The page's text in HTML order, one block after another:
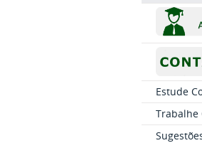
Estude
Trabalhe